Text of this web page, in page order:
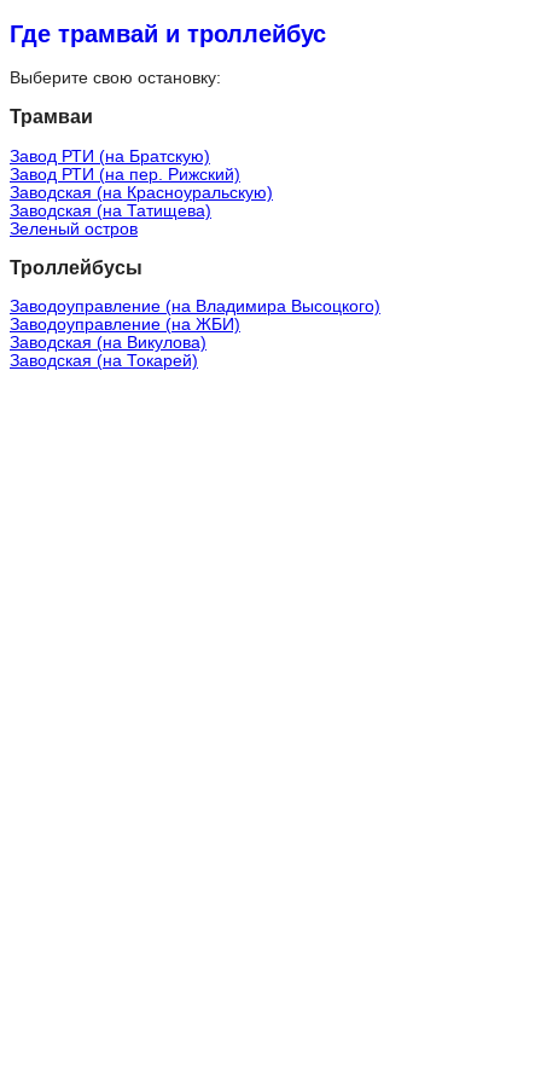
Где трамвай и троллейбус
Выберите свою остановку:
Трамваи
Завод РТИ (на Братскую)
Завод РТИ (на пер. Рижский)
Заводская (на Красноуральскую)
Заводская (на Татищева)
Зеленый остров
Троллейбусы
Заводоуправление (на Владимира Высоцкого)
Заводоуправление (на ЖБИ)
Заводская (на Викулова)
Заводская (на Токарей)